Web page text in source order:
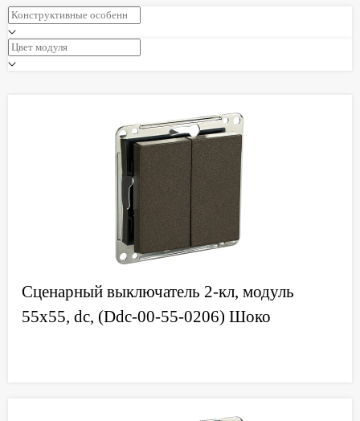
Сценарный выключатель 2-кл, модуль
55х55, dc, (Ddc-00-55-0206) Шоко